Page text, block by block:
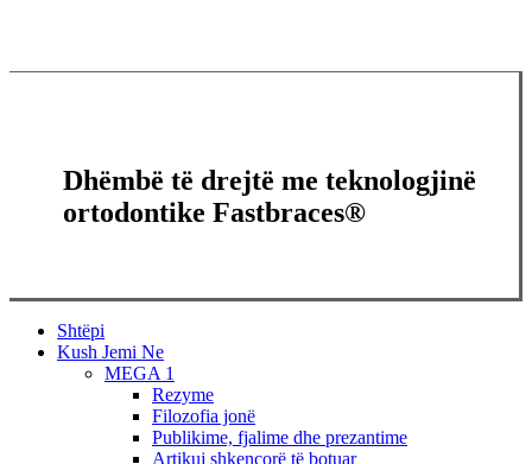
Dhëmbë të drejtë me teknologjinë
ortodontike Fastbraces®
Close
Menu
Shtëpi
Kush Jemi Ne
MEGA 1
Rezyme
Filozofia jonë
Publikime, fjalime dhe prezantime
Artikuj shkencorë të botuar